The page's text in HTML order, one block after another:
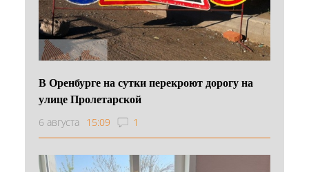
В Оренбурге на сутки перекроют дорогу на
улице Пролетарской
6 августа 15:09 1